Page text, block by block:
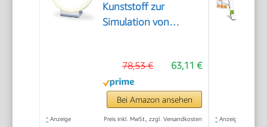
Kunststoff zur
Simulation von
Medizinprodukt für
mehr Wohlbefinden
63,11 €
78,53 €
Bei Amazon ansehen
* Anzeige Preis inkl. MwSt., zzgl. Versandkosten * Anzeige